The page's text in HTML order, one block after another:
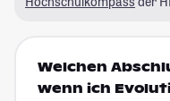
Welchen
wenn ich